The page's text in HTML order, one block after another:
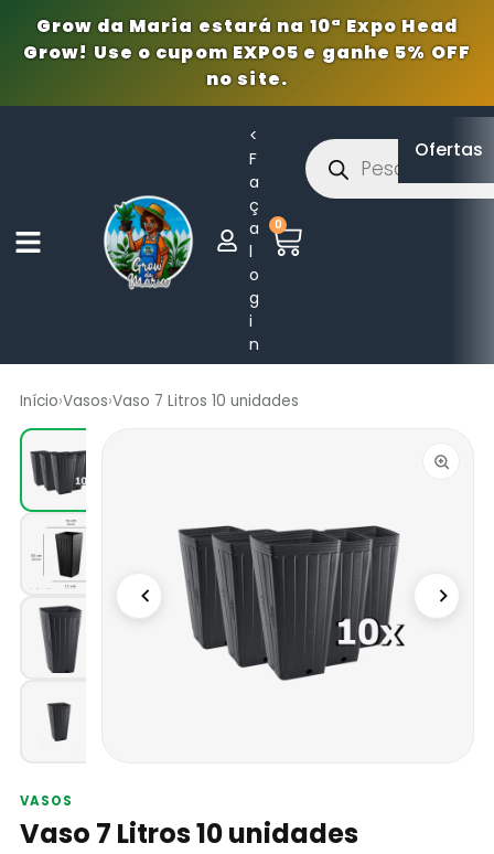
Grow da Maria estará na 10ª Expo Head
Grow! Use o cupom EXPO5 e ganhe 5% OFF
no site.
<
F
a
ç
a
l
o
g
i
n
0
Ofertas
Início›Vasos›Vaso 7 Litros 10 unidades
VASOS
Vaso 7 Litros 10 unidades